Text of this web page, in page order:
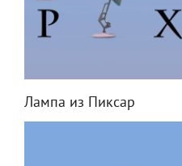
Лампа из Пиксар